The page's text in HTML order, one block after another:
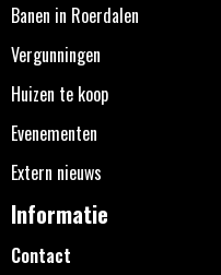
Banen in Roerdalen
Vergunningen
Huizen te koop
Evenementen
Extern nieuws
Informatie
Contact